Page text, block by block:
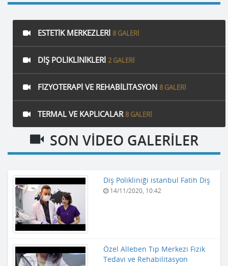
ESTETIK MERKEZLERI 8 GALERI
DIŞ POLIKLINIKLERI 2 GALERI
FIZYOTERAPI VE REHABILITASYON 8 GALERI
TERMAL VE KAPLICALAR 8 GALERI
SON VİDEO GALERİLER
Diş Polikliniği istanbul Fatih Diş
14/11/2020, 10:42
Özel Alleben Tıp Merkezi Fizik
Tedavi ve Rehabilitasyon